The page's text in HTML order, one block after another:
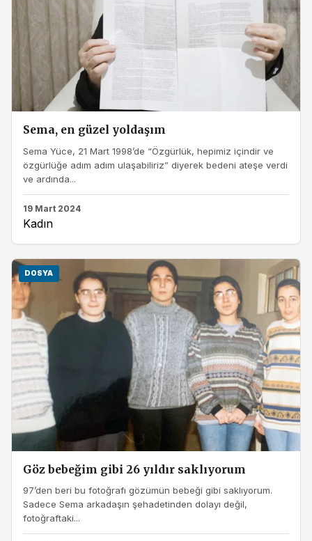
Sema, en güzel yoldaşım
Sema Yüce, 21 Mart 1998’de “Özgürlük, hepimiz içindir ve
özgürlüğe adım adım ulaşabiliriz” diyerek bedeni ateşe verdi
ve ardında...
19 Mart 2024
Kadın
DOSYA
Göz bebeğim gibi 26 yıldır saklıyorum
97’den beri bu fotoğrafı gözümün bebeği gibi saklıyorum.
Sadece Sema arkadaşın şehadetinden dolayı değil,
fotoğraftaki...